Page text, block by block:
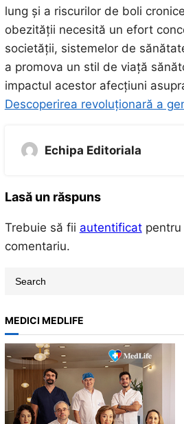
lung și a riscurilor de boli
obezității necesită un efort
societății, sistemelor de
a promova un stil de viață
impactul acestor afecțiuni
Descoperirea revoluționară a
Echipa Editoriala
Lasă un răspuns
Trebuie să fii autentificatpentru
comentariu.
r
c
h
MEDICI MEDLIFE